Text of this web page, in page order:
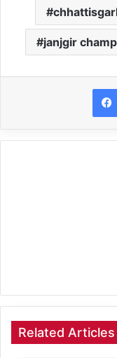
janjgir
Related Articles